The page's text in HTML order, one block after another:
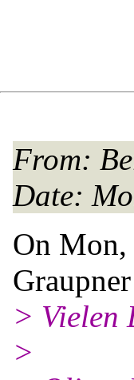
From:
Date:
On Mon,
> Vielen
>